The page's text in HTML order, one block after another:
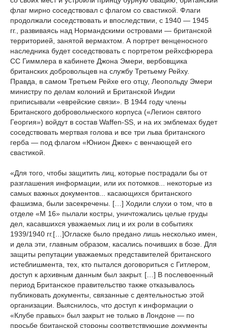
флаг мир­но соседствовал с флагом со свастикой. Флаги
продолжали соседствовать и впоследствии, с 1940 — 1945
гг., развиваясь над Нормандскими островами — британской
территорией, занятой вермахтом. А портрет венценосного
наследника будет соседствовать с портретом рейхсфюрера
СС Гиммлера в кабинете Джона Эмери, вербовщика
британских добровольцев на службу Третьему Рейху.
Правда, в самом Третьем Рейхе его отцу, Леопольду Эмери
министру по делам колоний и Британской Индии
приписывали «еврейские связи». В 1944 году члены
Британского добровольческого корпуса («Легион святого
Георгия») войдут в состав Waffen-SS, и на их эмблемах будет
соседствовать мертвая голова и все три льва британского
герба — под флагом «Юнион Джек» с венчающей его
свастикой.
«Для того, чтобы защитить лиц, которые пострадали бы от
раз­глашения информации, или их потомков... некоторые из
самых важных документов... касающихся британского
фашизма, были засекречены. […] Ходили слухи о том, что в
отделе «М 16» пыла­ли костры, уничтожались целые груды
дел, касавшихся уважаемых лиц и их роли в событиях
1939/1940 гг.[…]Огласке было предано лишь несколько имен,
и дела эти, главным образом, касались почивших в бозе. Для
защиты репута­ции уважаемых представителей британского
истеблишмента, тех, кто пытался договориться с Гитлером,
доступ к архивным данным был закрыт. […] В послевоенный
период Британское правительство также отказывалось
публико­вать документы, связанные с деятельностью этой
организации. Выяснилось, что доступ к информации о
«Клубе правых» был зак­рыт не только в Лондоне — по
просьбе британской стороны соот­ветствующие документы